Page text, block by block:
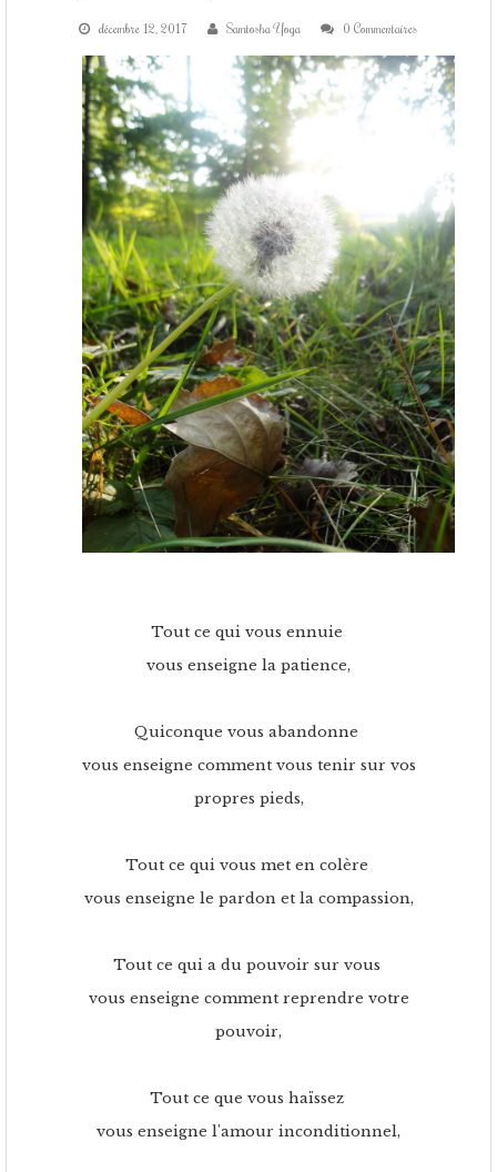
CONTACT
décembre 12, 2017 Samtosha Yoga 0 Commentaires
Tout ce qui vous ennuie
vous enseigne la patience,
Quiconque vous abandonne
vous enseigne comment vous tenir sur vos
propres pieds,
Tout ce qui vous met en colère
vous enseigne le pardon et la compassion,
Tout ce qui a du pouvoir sur vous
vous enseigne comment reprendre votre
pouvoir,
Tout ce que vous haïssez
vous enseigne l'amour inconditionnel,